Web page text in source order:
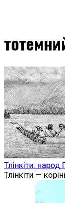
Тлінкіти:
Тлінкіти —